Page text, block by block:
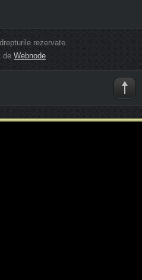
rezervate.
de Webnode